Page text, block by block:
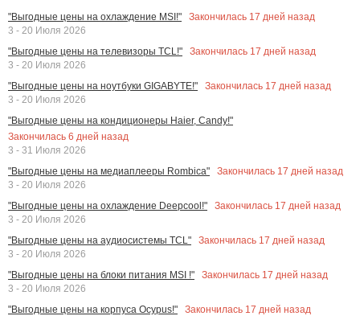
"Выгодные цены на охлаждение MSI!"
Закончилась 17 дней назад
3 - 20 Июля 2026
"Выгодные цены на телевизоры TCL!"
Закончилась 17 дней назад
3 - 20 Июля 2026
"Выгодные цены на ноутбуки GIGABYTE!"
Закончилась 17 дней назад
3 - 20 Июля 2026
"Выгодные цены на кондиционеры Haier, Candy!"
Закончилась 6 дней назад
3 - 31 Июля 2026
"Выгодные цены на медиаплееры Rombica"
Закончилась 17 дней назад
3 - 20 Июля 2026
"Выгодные цены на охлаждение Deepcool!"
Закончилась 17 дней назад
3 - 20 Июля 2026
"Выгодные цены на аудиосистемы TCL"
Закончилась 17 дней назад
3 - 20 Июля 2026
"Выгодные цены на блоки питания MSI !"
Закончилась 17 дней назад
3 - 20 Июля 2026
"Выгодные цены на корпуса Ocypus!"
Закончилась 17 дней назад